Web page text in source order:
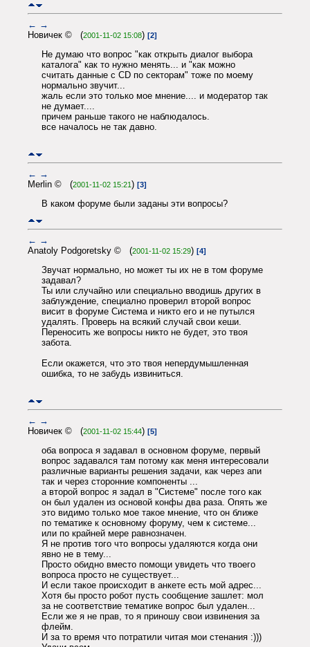
← →
Новичек © (2001-11-02 15:08) [2]
Не думаю что вопрос "как открыть диалог выбора
каталога" как то нужно менять... и "как можно
считать данные с CD по секторам" тоже по моему
нормально звучит...
жаль если это только мое мнение.... и модератор так
не думает....
причем раньше такого не наблюдалось.
все началось не так давно.
← →
Merlin © (2001-11-02 15:21) [3]
В каком форуме были заданы эти вопросы?
← →
Anatoly Podgoretsky © (2001-11-02 15:29) [4]
Звучат нормально, но может ты их не в том форуме
задавал?
Ты или случайно или специально вводишь других в
заблуждение, специално проверил второй вопрос
висит в форуме Система и никто его и не путылся
удалять. Проверь на всякий случай свои кеши.
Переносить же вопросы никто не будет, это твоя
забота.
Если окажется, что это твоя непердумышленная
ошибка, то не забудь извиниться.
← →
Новичек © (2001-11-02 15:44) [5]
оба вопроса я задавал в основном форуме, первый
вопрос задавался там потому как меня интересовали
различные варианты решения задачи, как через апи
так и через сторонние компоненты ...
а второй вопрос я задал в "Системе" после того как
он был удален из основой конфы два раза. Опять же
это видимо только мое такое мнение, что он ближе
по тематике к основному форуму, чем к системе...
или по крайней мере равнозначен.
Я не против того что вопросы удаляются когда они
явно не в тему...
Просто обидно вместо помощи увидеть что твоего
вопроса просто не существует...
И если такое происходит в анкете есть мой адрес...
Хотя бы просто робот пусть сообщение зашлет: мол
за не соответствие тематике вопрос был удален...
Если же я не прав, то я приношу свои извинения за
флейм.
И за то время что потратили читая мои стенания :)))